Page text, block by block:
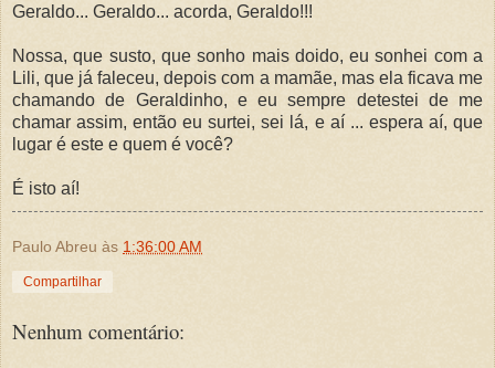
Geraldo... Geraldo... acorda, Geraldo!!!
Nossa, que susto, que sonho mais doido, eu sonhei com a
Lili, que já faleceu, depois com a mamãe, mas ela ficava me
chamando de Geraldinho, e eu sempre detestei de me
chamar assim, então eu surtei, sei lá, e aí ... espera aí, que
lugar é este e quem é você?
É isto aí!
Paulo Abreu às 1:36:00 AM
Compartilhar
Nenhum comentário: